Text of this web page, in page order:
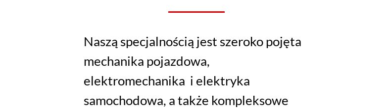
Naszą specjalnością jest szeroko pojęta
mechanika pojazdowa,
elektromechanika i elektryka
samochodowa, a także kompleksowe